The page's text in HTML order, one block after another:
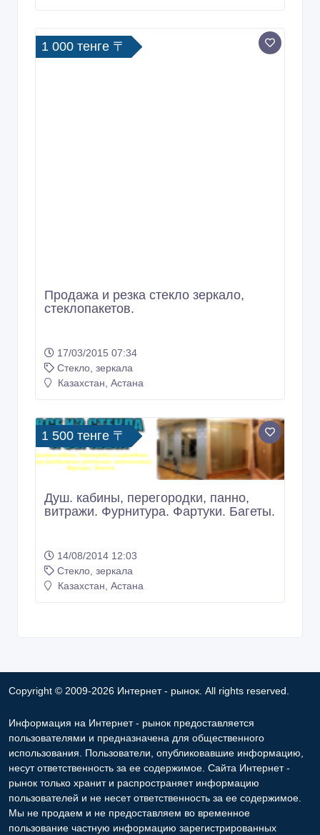
1 000 тенге 〒
Казахстан, Астана
1 500 тенге 〒
витражи. Фурнитура. Фартуки. Багеты.
14/08/2014 12:03
Казахстан, Астана
рынок только хранит и распространяет информацию
Мы не продаем и не предоставляем во временное
пользование частную информацию зарегистрированных
пользователей Интернет - рынок третьим лицам. Но мы можем
разглашать частную информацию в соответствии с
требованиями закона в том случае, если объявление или
любая другая информация ущемляет права другого лица, в
целях защиты прав собственности и безопасности
пользователей. Мы также не отвечаем за правила